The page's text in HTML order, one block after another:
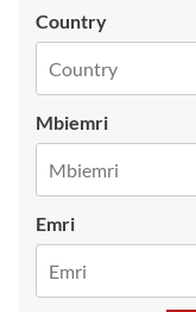
Country
Mbiemri
Emri